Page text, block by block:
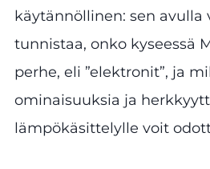
käytännöllinen: sen avulla
tunnistaa, onko kyseessä
perhe, eli ”elektronit”, ja
ominaisuuksia ja
lämpökäsittelylle voit